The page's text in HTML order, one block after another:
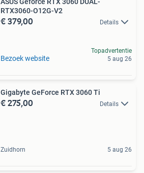
RTX3060-O12G-V2
€ 379,00 Details
Bezoek website
Topadvertentie
5 aug 26
Gigabyte GeForce RTX 3060 Ti
€ 275,00 Details
Zuidhorn 5 aug 26